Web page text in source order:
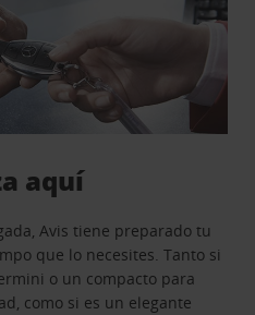
aquí
Avis tiene preparado tu
que lo necesites. Tanto si
o un compacto para
como si es un elegante